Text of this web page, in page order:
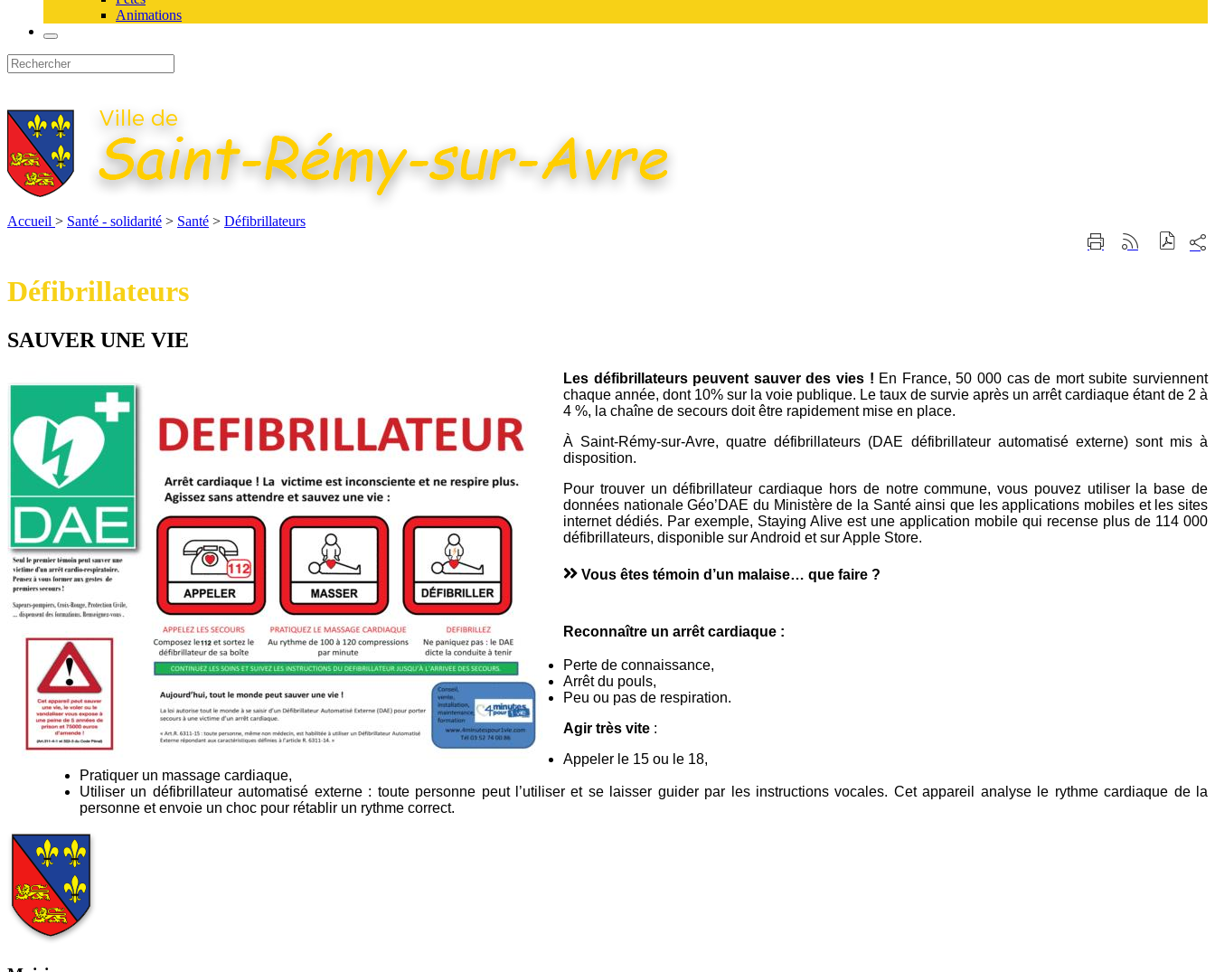
Animations
Accueil > Santé - solidarité > Santé > Défibrillateurs
ImprimerGénérer
sur
Défibrillateurs
SAUVER UNE VIE
Les défibrillateurs peuvent sauver des vies ! En France, 50 000 cas de mort subite surviennent
chaque année, dont 10% sur la voie publique. Le taux de survie après un arrêt cardiaque étant de 2 à
4 %, la chaîne de secours doit être rapidement mise en place.
À Saint-Rémy-sur-Avre, quatre défibrillateurs (DAE défibrillateur automatisé externe) sont mis à
disposition.
Pour trouver un défibrillateur cardiaque hors de notre commune, vous pouvez utiliser la base de
données nationale Géo’DAE du Ministère de la Santé ainsi que les applications mobiles et les sites
internet dédiés. Par exemple, Staying Alive est une application mobile qui recense plus de 114 000
défibrillateurs, disponible sur Android et sur Apple Store.
Vous êtes témoin d’un malaise… que faire ?
Reconnaître un arrêt cardiaque :
Perte de connaissance,
Arrêt du pouls,
Peu ou pas de respiration.
Agir très vite :
Appeler le 15 ou le 18,
Pratiquer un massage cardiaque,
Utiliser un défibrillateur automatisé externe : toute personne peut l’utiliser et se laisser guider par les instructions vocales. Cet appareil analyse le rythme cardiaque de la
personne et envoie un choc pour rétablir un rythme correct.